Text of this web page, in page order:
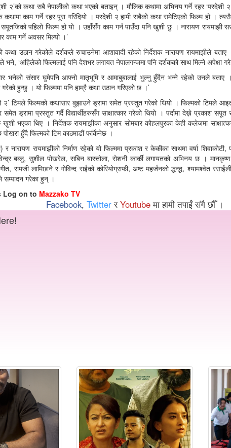
२’को कथा सबै नेपालीको कथा भएको बताइन् । मौलिक कथामा अभिनय गर्ने रहर ‘परदेशी
कथामा काम गर्ने रहर पूरा गरिदियो । परदेशी २ हामी सबैको कथा समेटिएको फिल्म हो ।
पहिलो फिल्म हो यो । उहाँसँग काम गर्न पाउँदा पनि खुशी छु । नारायण रायमाझी
गर्ने अवसर मिल्यो ।’
कथा उठान गरेकोले दर्शकले रुचाउनेमा आशावादी रहेको निर्देशक नारायण रायमाझीले बताए
भने, ‘अहिलेको फिल्मलाई पनि देशभर लगायत नेपालगन्जमा पनि दर्शकको साथ मिल्ने अपेक्षा
भनेको संसार घुमेपनि आफ्नो मातृभूमि र आमाबुबालाई भुल्नु हुँदैन भन्ने रहेको उनले
गरेको हुन्छु । यो फिल्ममा पनि हाम्रै कथा उठान गरिएको छ ।’
२’ टिमले फिल्मको कथासार बुझाउने ड्रामा समेत प्रस्तुत गरेको थियो । फिल्मको टिमले
ड्रामा प्रस्तुत गर्दै विद्यार्थीहरुसँग साक्षात्कार गरेको थियो । पर्दामा देख्ने प्रकाश
खुशी भएका थिए । निर्देशक रायमाझीका अनुसार सोमबार कोहलपुरका केही कलेजमा
हुँदै फिल्मको टिम काठमाडौं फर्किनेछ ।
रायमाझीको निर्माण रहेको यो फिल्ममा प्रकाश र केकीका साथमा वर्षा शिवाकोटी,
बब्लु, सुशील पोखरेल, सबिन बास्तोला, रोशनी कार्की लगायतको अभिनय छ ।
रामजी लामिछाने र गोविन्द राईको कोरियोग्राफी, अष्ट महर्जनको द्धन्द्ध, श्यामश्वेत
सम्पादन गरेका हुन् ।
Log on to Mazzako TV
Facebook, TwitterरYoutubeमा हामी तपाईं संगै छौँ ।